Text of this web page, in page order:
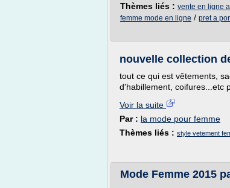
Thèmes liés : vente en ligne
femme mode en ligne / pret a
nouvelle collection
tout ce qui est vêtements,
d'habillement, coifures...etc
Voir la suite
Par : la mode pour femme
Thèmes liés : style vetement
Mode Femme 2015